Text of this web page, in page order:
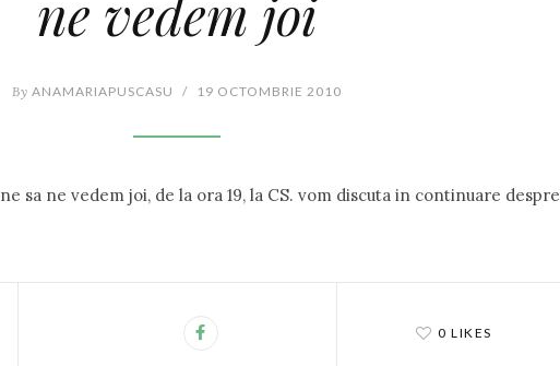
ne vedem joi
By ANAMARIAPUSCASU / 19 OCTOMBRIE 2010
sa ne vedem joi, de la ora 19, la CS. vom discuta in continuare despre
0 LIKES